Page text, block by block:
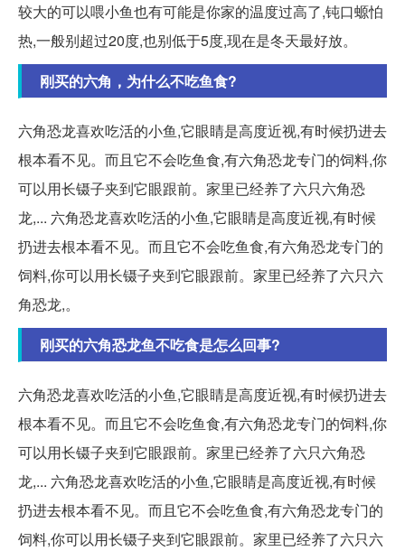
较大的可以喂小鱼也有可能是你家的温度过高了,钝口螈怕
热,一般别超过20度,也别低于5度,现在是冬天最好放。
刚买的六角，为什么不吃鱼食?
六角恐龙喜欢吃活的小鱼,它眼睛是高度近视,有时候扔进去
根本看不见。而且它不会吃鱼食,有六角恐龙专门的饲料,你
可以用长镊子夹到它眼跟前。家里已经养了六只六角恐
龙,... 六角恐龙喜欢吃活的小鱼,它眼睛是高度近视,有时候
扔进去根本看不见。而且它不会吃鱼食,有六角恐龙专门的
饲料,你可以用长镊子夹到它眼跟前。家里已经养了六只六
角恐龙,。
刚买的六角恐龙鱼不吃食是怎么回事?
六角恐龙喜欢吃活的小鱼,它眼睛是高度近视,有时候扔进去
根本看不见。而且它不会吃鱼食,有六角恐龙专门的饲料,你
可以用长镊子夹到它眼跟前。家里已经养了六只六角恐
龙,... 六角恐龙喜欢吃活的小鱼,它眼睛是高度近视,有时候
扔进去根本看不见。而且它不会吃鱼食,有六角恐龙专门的
饲料,你可以用长镊子夹到它眼跟前。家里已经养了六只六